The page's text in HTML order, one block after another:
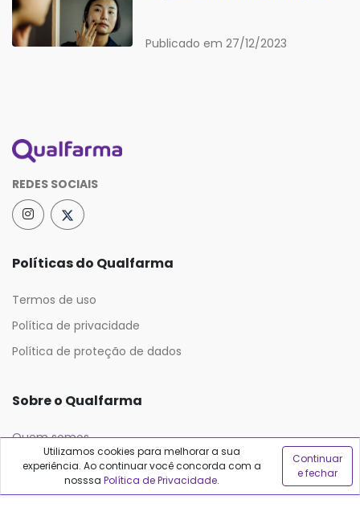
Publicado em 27/12/2023
REDES SOCIAIS
Políticas do Qualfarma
Termos de uso
Política de privacidade
Política de proteção de dados
Sobre o Qualfarma
Quem somos
Blog
Utilizamos cookies para melhorar a sua
experiência. Ao continuar você concorda com a
nosssa Política de Privacidade.
Continuar
e fechar